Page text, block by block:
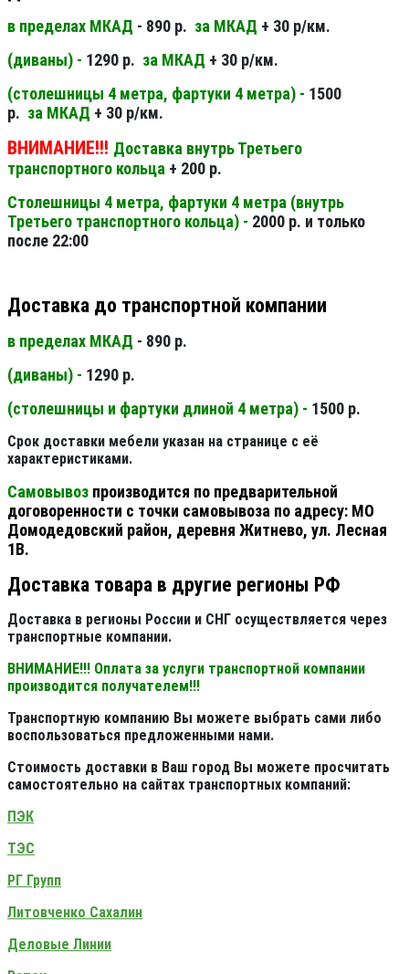
в пределах МКАД - 890 р. за МКАД + 30 р/км.
(диваны) - 1290 р. за МКАД + 30 р/км.
(столешницы 4 метра, фартуки 4 метра) - 1500
р. за МКАД + 30 р/км.
ВНИМАНИЕ!!! Доставка внутрь Третьего
транспортного кольца + 200 р.
Столешницы 4 метра, фартуки 4 метра (внутрь
Третьего транспортного кольца) - 2000 р. и только
после 22:00
Доставка до транспортной компании
в пределах МКАД - 890 р.
(диваны) - 1290 р.
(столешницы и фартуки длиной 4 метра) - 1500 р.
Срок доставки мебели указан на странице с её
характеристиками.
Самовывоз производится по предварительной
договоренности с точки самовывоза по адресу: МО
Домодедовский район, деревня Житнево, ул. Лесная
1В.
Доставка товара в другие регионы РФ
Доставка в регионы России и СНГ осуществляется через
транспортные компании.
ВНИМАНИЕ!!! Оплата за услуги транспортной компании
производится получателем!!!
Транспортную компанию Вы можете выбрать сами либо
воспользоваться предложенными нами.
Стоимость доставки в Ваш город Вы можете просчитать
самостоятельно на сайтах транспортных компаний:
ПЭК
ТЭС
РГ Групп
Литовченко Сахалин
Деловые Линии